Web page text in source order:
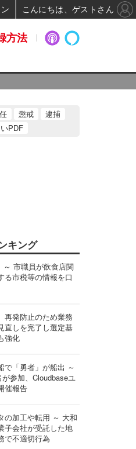
懲戒
逮捕
PDF
キング
～ 市職員が飲食店関
る市税等の情報を口
再発防止のため業務
直しを完了し選定基
強化
で「勇者」が船出 ～
が参加、Cloudbaseユ
催報告
の加工や転用 ～ 大和
子会社が受託した地
で不適切行為
方法
こんにちは、ゲストさん